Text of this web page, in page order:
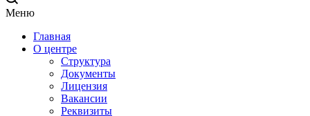
Меню
Главная
О центре
Структура
Документы
Лицензия
Вакансии
Реквизиты